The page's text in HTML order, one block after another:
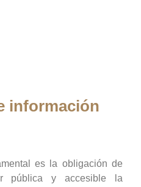
información
es la obligación de
pública y accesible la